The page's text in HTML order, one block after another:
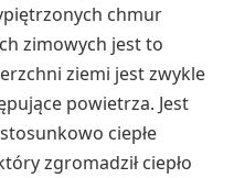
chmur
zimowych jest to
ziemi jest zwykle
powietrza. Jest
ciepłe
zgromadził ciepło